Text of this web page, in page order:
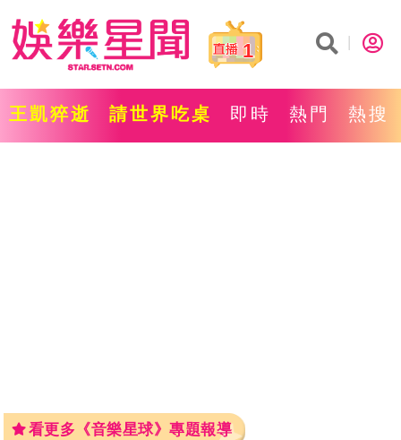
1
王凱猝逝 請世界吃桌 即時 熱門 熱搜
看更多《音樂星球》專題報導